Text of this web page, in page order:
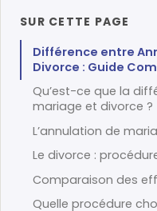
SUR CETTE PAGE
Différence entre
Divorce : Guide
Qu’est-ce que la
mariage et divorce ?
L’annulation de
Le divorce :
Comparaison des
Quelle procédure